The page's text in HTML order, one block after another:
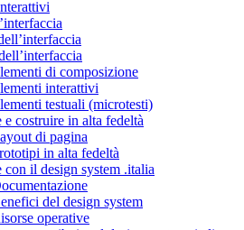
di composizione
interattivi
testuali (microtesti)
e costruire in alta fedeltà
di pagina
in alta fedeltà
con il design system .italia
del design system
operative